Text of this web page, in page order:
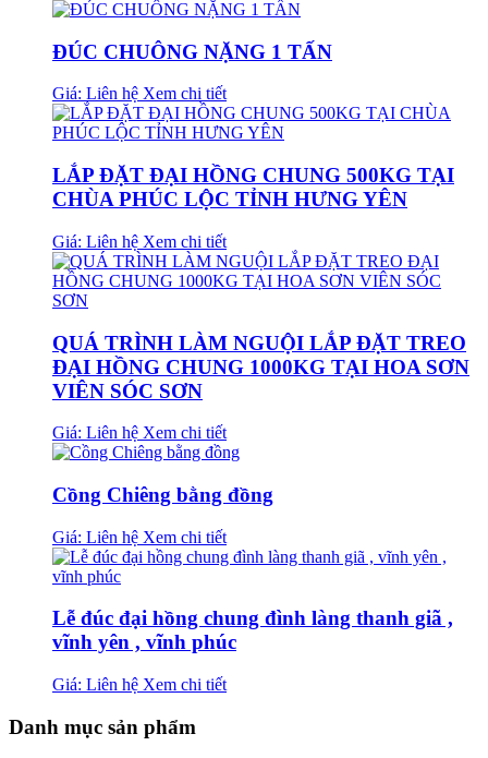
ĐÚC CHUÔNG NẶNG 1 TẤN
Giá: Liên hệ Xem chi tiết
LẮP ĐẶT ĐẠI HỒNG CHUNG 500KG TẠI
CHÙA PHÚC LỘC TỈNH HƯNG YÊN
Giá: Liên hệ Xem chi tiết
QUÁ TRÌNH LÀM NGUỘI LẮP ĐẶT TREO
ĐẠI HỒNG CHUNG 1000KG TẠI HOA SƠN
VIÊN SÓC SƠN
Giá: Liên hệ Xem chi tiết
Cồng Chiêng bằng đồng
Giá: Liên hệ Xem chi tiết
Lễ đúc đại hồng chung đình làng thanh giã ,
vĩnh yên , vĩnh phúc
Giá: Liên hệ Xem chi tiết
Danh mục sản phẩm